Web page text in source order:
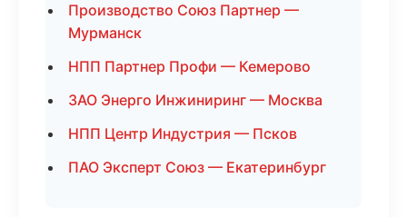
Производство Союз Партнер —
Мурманск
НПП Партнер Профи — Кемерово
ЗАО Энерго Инжиниринг — Москва
НПП Центр Индустрия — Псков
ПАО Эксперт Союз — Екатеринбург